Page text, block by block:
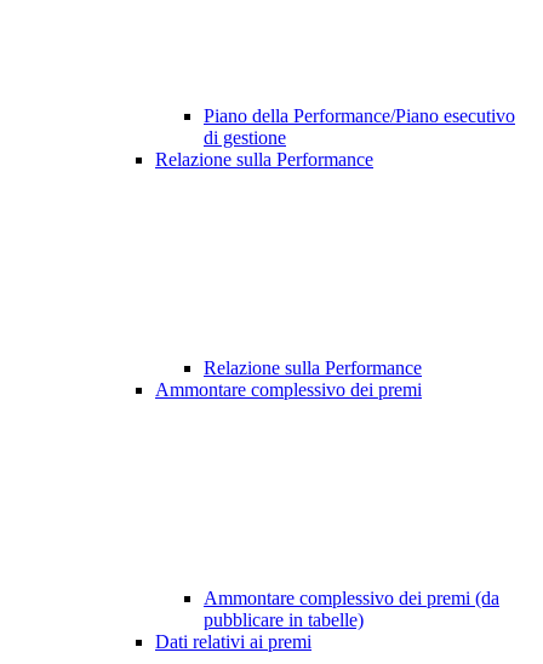
Piano della Performance/Piano esecutivo
di gestione
Relazione sulla Performance
Relazione sulla Performance
Ammontare complessivo dei premi
Ammontare complessivo dei premi (da
pubblicare in tabelle)
Dati relativi ai premi